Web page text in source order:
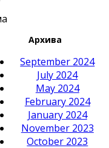
Архива
September 2024
July 2024
May 2024
February 2024
January 2024
November 2023
October 2023